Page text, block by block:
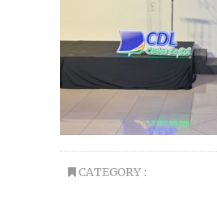
CATEGORY :